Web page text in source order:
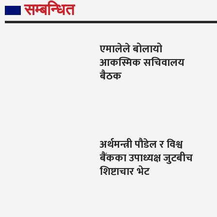
सम्बन्धित
एमालेले बोलायो
आकस्मिक सचिवालय
बैठक
अर्थमन्त्री पौडेल र विश्व
बैंकका उपाध्यक्ष जुटबीच
शिष्टाचार भेट